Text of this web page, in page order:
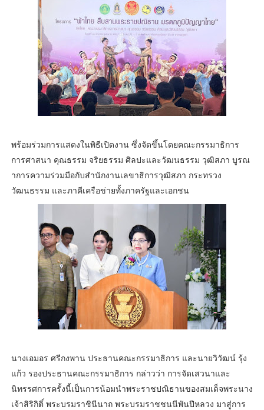
พร้อมร่วมการแสดงในพิธีเปิดงาน ซึ่งจัดขึ้นโดยคณะกรรมาธิการ
การศาสนา คุณธรรม จริยธรรม ศิลปะและวัฒนธรรม วุฒิสภา บูรณ
าการความร่วมมือกับสำนักงานเลขาธิการวุฒิสภา กระทรวง
วัฒนธรรม และภาคีเครือข่ายทั้งภาครัฐและเอกชน
นางเอมอร ศรีกงพาน ประธานคณะกรรมาธิการ และนายวิวัฒน์ รุ้ง
แก้ว รองประธานคณะกรรมาธิการ กล่าวว่า การจัดเสวนาและ
นิทรรศการครั้งนี้เป็นการน้อมนำพระราชปณิธานของสมเด็จพระนาง
เจ้าสิริกิติ์ พระบรมราชินีนาถ พระบรมราชชนนีพันปีหลวง มาสู่การ